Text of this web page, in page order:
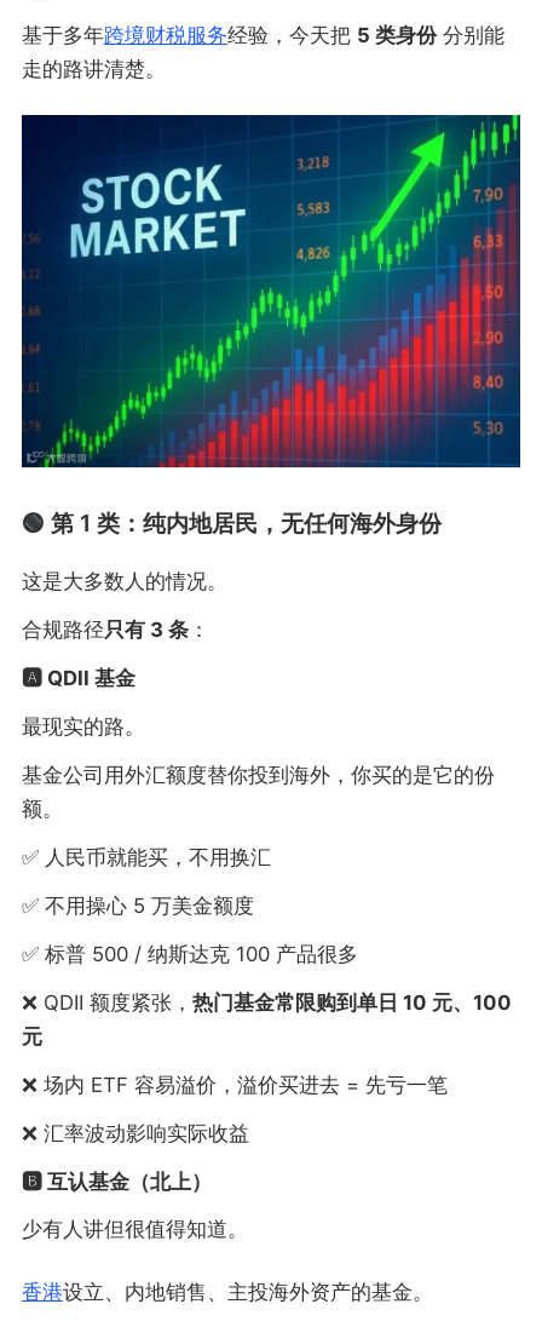
基于多年跨境财税服务经验，今天把 5 类身份分别能
走的路讲清楚。
🟢 第 1 类：纯内地居民，无任何海外身份
这是大多数人的情况。
合规路径只有 3 条：
🅰️ QDII 基金
最现实的路。
基金公司用外汇额度替你投到海外，你买的是它的份
额。
✅ 人民币就能买，不用换汇
✅ 不用操心 5 万美金额度
✅ 标普 500 / 纳斯达克 100 产品很多
❌ QDII 额度紧张， 热门基金常限购到单日 10 元、100
元
❌ 场内 ETF 容易溢价，溢价买进去 = 先亏一笔
❌ 汇率波动影响实际收益
🅱️ 互认基金（北上）
少有人讲但很值得知道。
香港设立、内地销售、主投海外资产的基金。